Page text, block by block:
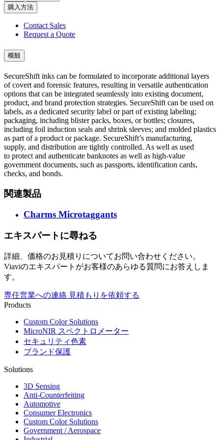
購入方法
Contact Sales
Request a Quote
概観
SecureShift inks can be formulated to incorporate additional layers
of covert and forensic features, resulting in versatile authentication
options that can be integrated seamlessly into existing document,
product, and brand protection strategies. SecureShift can be used on
labels, as a dedicated security label or part of existing labeling;
packaging, including blister packs, boxes, or bottles; closures,
including foil induction seals and shrink sleeves; and molded plastics
as part of a product or package. SecureShift’s manufacturing,
supply, and distribution are tightly controlled. As well as used
to protect and authenticate banknotes as well as high-value
government documents, such as passports, identification cards,
checks, and bonds.
関連製品
Charms Microtaggants
エキスパートに尋ねる
詳細、価格のお見積りについてお問い合わせください。
Viaviのエキスパートがお客様のあらゆる質問にお答えしま
す。
専任営業への連絡 見積もりを依頼する
Products
Custom Color Solutions
MicroNIR スペクトロメーター
セキュリティ色素
ブランド保護
Solutions
3D Sensing
Anti-Counterfeiting
Automotive
Consumer Electronics
Custom Color Solutions
Government / Aerospace